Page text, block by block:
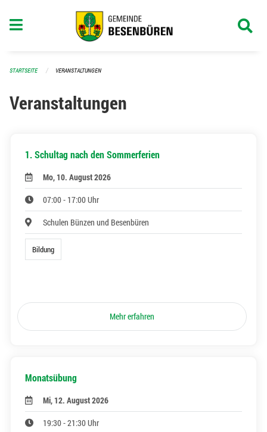
STARTSEITE VERANSTALTUNGEN
Veranstaltungen
1. Schultag nach den Sommerferien
Mo, 10. August 2026
07:00 - 17:00 Uhr
Schulen Bünzen und Besenbüren
Bildung
Mehr erfahren
Monatsübung
Mi, 12. August 2026
19:30 - 21:30 Uhr